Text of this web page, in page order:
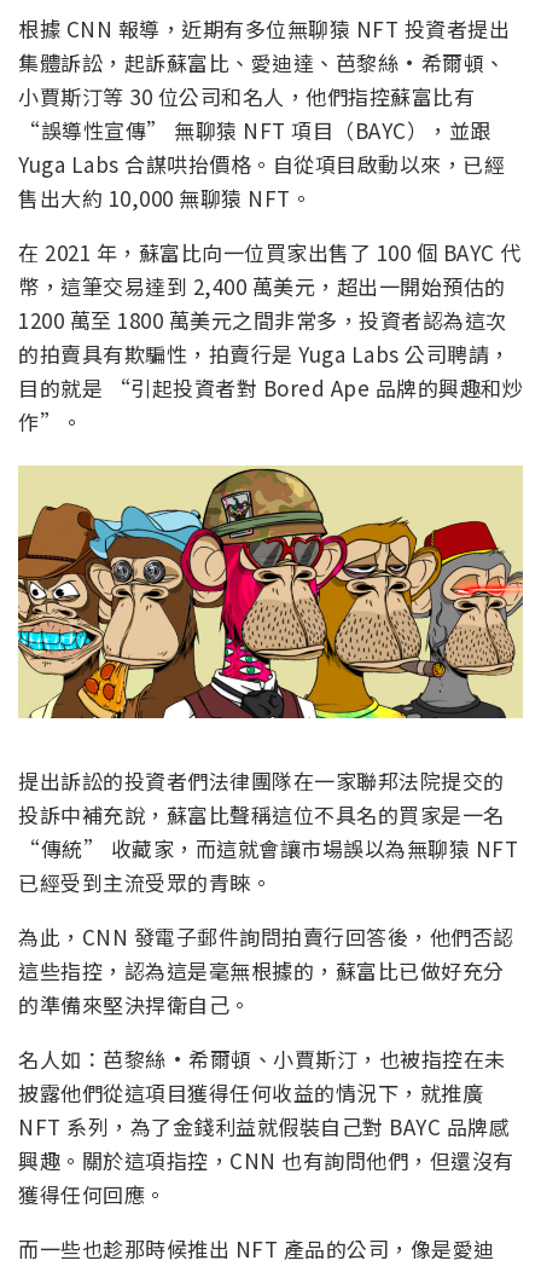
根據 CNN 報導，近期有多位無聊猿 NFT 投資者提出
集體訴訟，起訴蘇富比、愛迪達、芭黎絲·希爾頓、
小賈斯汀等 30 位公司和名人，他們指控蘇富比有
“誤導性宣傳” 無聊猿 NFT 項目（BAYC），並跟
Yuga Labs 合謀哄抬價格。自從項目啟動以來，已經
售出大約 10,000 無聊猿 NFT。
在 2021 年，蘇富比向一位買家出售了 100 個 BAYC 代
幣，這筆交易達到 2,400 萬美元，超出一開始預估的
1200 萬至 1800 萬美元之間非常多，投資者認為這次
的拍賣具有欺騙性，拍賣行是 Yuga Labs 公司聘請，
目的就是 “引起投資者對 Bored Ape 品牌的興趣和炒
作”。
提出訴訟的投資者們法律團隊在一家聯邦法院提交的
投訴中補充說，蘇富比聲稱這位不具名的買家是一名
“傳統” 收藏家，而這就會讓市場誤以為無聊猿 NFT
已經受到主流受眾的青睞。
為此，CNN 發電子郵件詢問拍賣行回答後，他們否認
這些指控，認為這是毫無根據的，蘇富比已做好充分
的準備來堅決捍衛自己。
名人如：芭黎絲·希爾頓、小賈斯汀，也被指控在未
披露他們從這項目獲得任何收益的情況下，就推廣
NFT 系列，為了金錢利益就假裝自己對 BAYC 品牌感
興趣。關於這項指控，CNN 也有詢問他們，但還沒有
獲得任何回應。
而一些也趁那時候推出 NFT 產品的公司，像是愛迪